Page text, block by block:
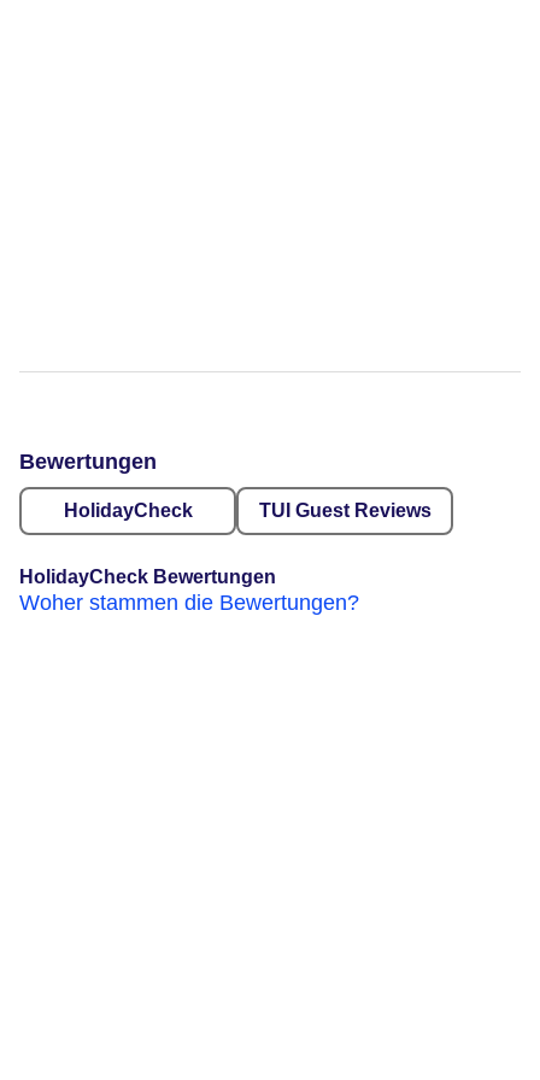
Bewertungen
HolidayCheck TUI Guest Reviews
HolidayCheck Bewertungen
Woher stammen die Bewertungen?